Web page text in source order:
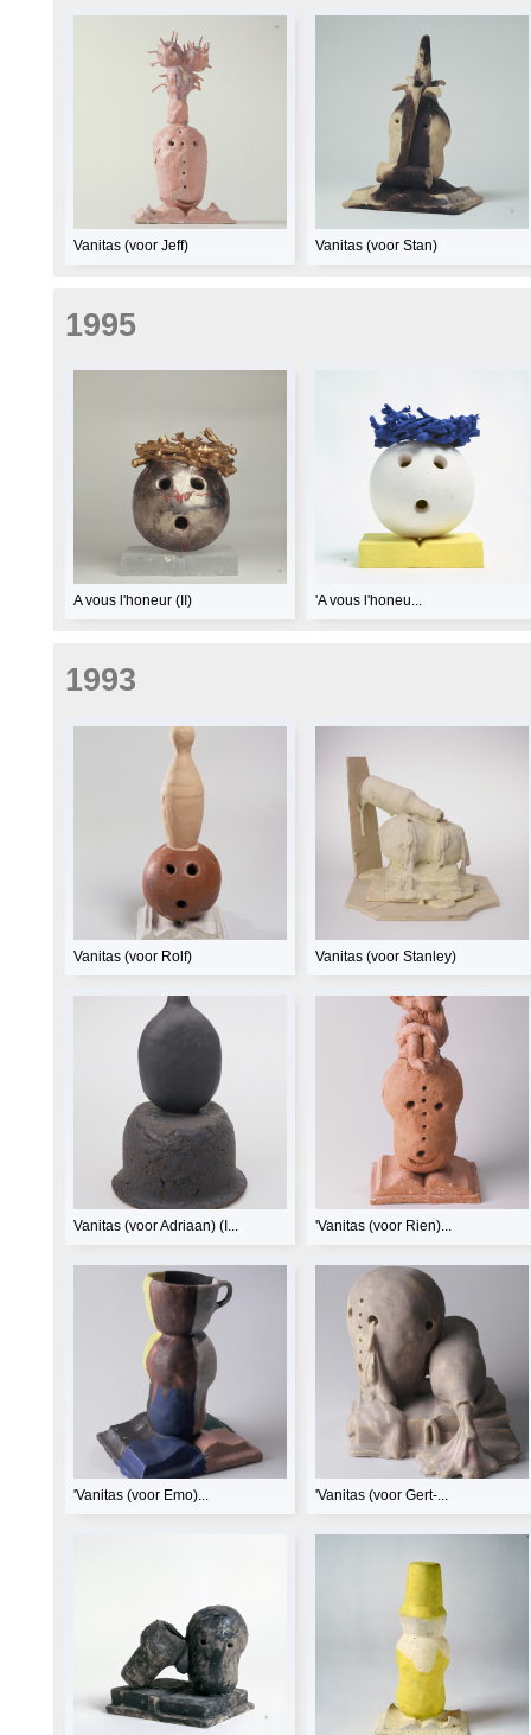
Vanitas (voor Jeff) Vanitas (voor Stan)
1995
A vous l'honeur (II) 'A vous l'honeu...
1993
Vanitas (voor Rolf) Vanitas (voor Stanley)
Vanitas (voor Adriaan) (I... 'Vanitas (voor Rien)...
'Vanitas (voor Emo)... 'Vanitas (voor Gert-...